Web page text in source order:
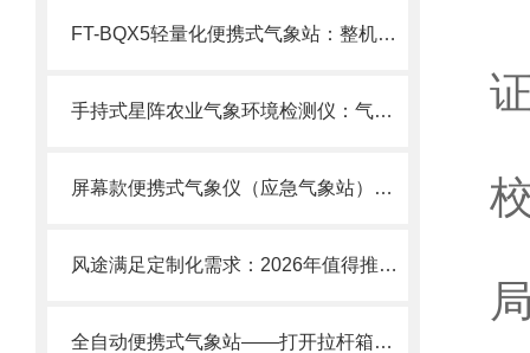
FT-BQX5轻量化便携式气象站：整机不足5kg，2分钟快速部署随带随测！
手持式星阵农业气象环境检测仪：气象监测的“手持星图”，精准、便携、智能
屏幕款便携式气象仪（应急气象站）：IP65防护·内置锂电池一站式解决方案
风途满足定制化需求：2026年值得推荐的便携式气象站供应商评估标准
全自动便携式气象站——打开拉杆箱，2分钟变出专业气象站！